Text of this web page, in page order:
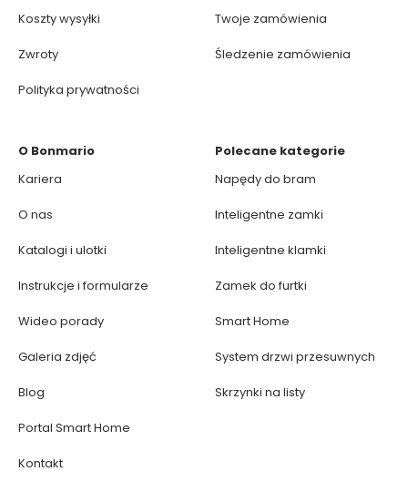
Koszty wysyłki
Zwroty
Polityka prywatności
Twoje zamówienia
Śledzenie zamówienia
O Bonmario
Kariera
O nas
Katalogi i ulotki
Instrukcje i formularze
Wideo porady
Galeria zdjęć
Blog
Portal Smart Home
Kontakt
Polecane kategorie
Napędy do bram
Inteligentne zamki
Inteligentne klamki
Zamek do furtki
Smart Home
System drzwi przesuwnych
Skrzynki na listy